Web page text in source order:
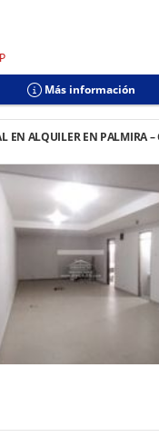
Más información
EN ALQUILER EN PALMIRA –